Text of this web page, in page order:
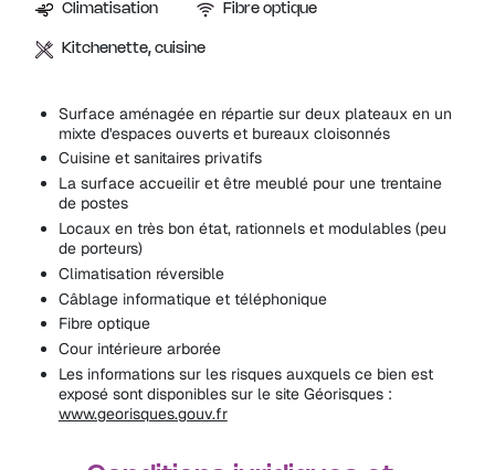
Climatisation Fibre optique
Kitchenette, cuisine
Surface aménagée en répartie sur deux plateaux en un
mixte d'espaces ouverts et bureaux cloisonnés
Cuisine et sanitaires privatifs
La surface accueilir et être meublé pour une trentaine
de postes
Locaux en très bon état, rationnels et modulables (peu
de porteurs)
Climatisation réversible
Câblage informatique et téléphonique
Fibre optique
Cour intérieure arborée
Les informations sur les risques auxquels ce bien est
exposé sont disponibles sur le site Géorisques :
www.georisques.gouv.fr